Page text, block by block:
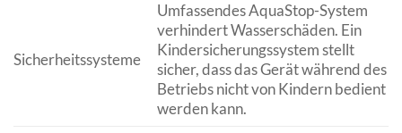
Sicherheitssysteme
Umfassendes AquaStop-System
verhindert Wasserschäden. Ein
Kindersicherungssystem stellt
sicher, dass das Gerät während des
Betriebs nicht von Kindern bedient
werden kann.